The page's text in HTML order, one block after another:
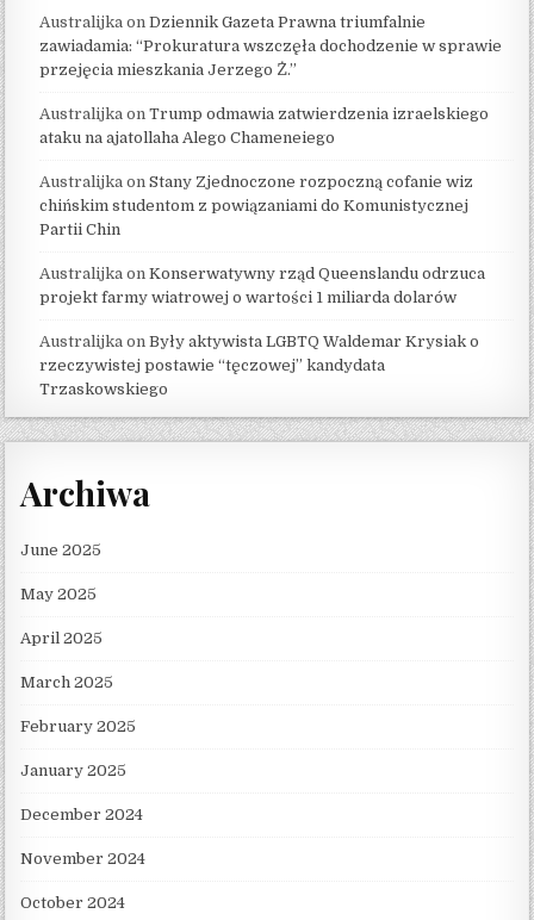
Australijka onDziennik Gazeta Prawna triumfalnie
zawiadamia: “Prokuratura wszczęła dochodzenie w sprawie
przejęcia mieszkania Jerzego Ż.”
Australijka onTrump odmawia zatwierdzenia izraelskiego
ataku na ajatollaha Alego Chameneiego
Australijka onStany Zjednoczone rozpoczną cofanie wiz
chińskim studentom z powiązaniami do Komunistycznej
Partii Chin
Australijka onKonserwatywny rząd Queenslandu odrzuca
projekt farmy wiatrowej o wartości 1 miliarda dolarów
Australijka onByły aktywista LGBTQ Waldemar Krysiak o
rzeczywistej postawie “tęczowej” kandydata
Trzaskowskiego
Archiwa
June 2025
May 2025
April 2025
March 2025
February 2025
January 2025
December 2024
November 2024
October 2024